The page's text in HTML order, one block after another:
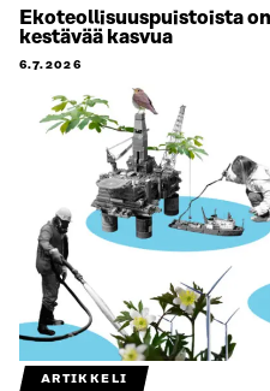
Ekoteollisuuspuistoista
kestävää kasvua
6.7.2026
ARTIKKELI